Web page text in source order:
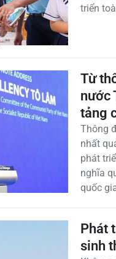
triển
Từ
nước
tảng
Thông
nhất
phát
nghĩa
quốc
Phát
sinh